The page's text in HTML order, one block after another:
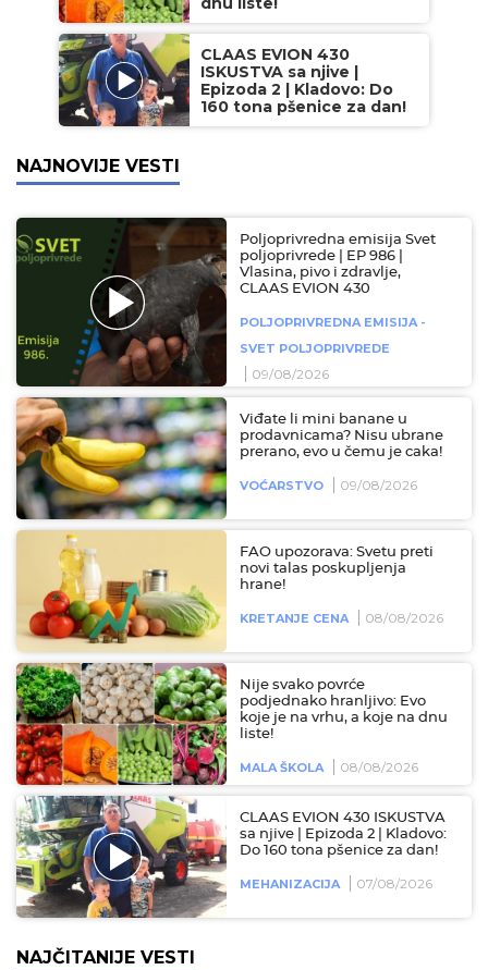
CLAAS EVION 430
ISKUSTVA sa njive |
Epizoda 2 | Kladovo: Do
160 tona pšenice za dan!
NAJNOVIJE VESTI
Poljoprivredna emisija Svet
poljoprivrede | EP 986 |
Vlasina, pivo i zdravlje,
CLAAS EVION 430
POLJOPRIVREDNA EMISIJA -
SVET POLJOPRIVREDE
09/08/2026
Viđate li mini banane u
prodavnicama? Nisu ubrane
prerano, evo u čemu je caka!
VOĆARSTVO 09/08/2026
FAO upozorava: Svetu preti
novi talas poskupljenja
hrane!
KRETANJE CENA 08/08/2026
Nije svako povrće
podjednako hranljivo: Evo
koje je na vrhu, a koje na dnu
liste!
MALA ŠKOLA 08/08/2026
CLAAS EVION 430 ISKUSTVA
sa njive | Epizoda 2 | Kladovo:
Do 160 tona pšenice za dan!
MEHANIZACIJA 07/08/2026
NAJČITANIJE VESTI